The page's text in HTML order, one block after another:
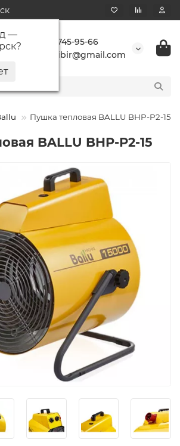
—
?
+7 923 745-95-66
buransibir@gmail.com
Пушка тепловая BALLU BHP-P2-15
BALLU BHP-P2-15